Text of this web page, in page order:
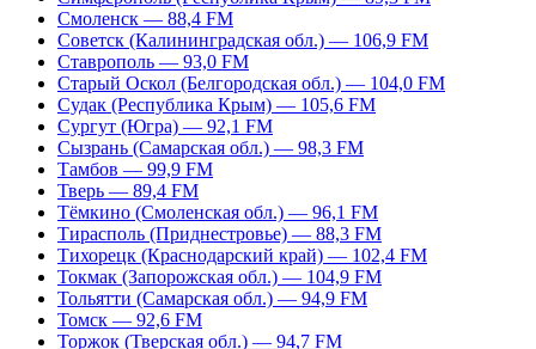
Смоленск — 88,4 FM
Советск (Калининградская обл.) — 106,9 FM
Ставрополь — 93,0 FM
Старый Оскол (Белгородская обл.) — 104,0 FM
Судак (Республика Крым) — 105,6 FM
Сургут (Югра) — 92,1 FM
Сызрань (Самарская обл.) — 98,3 FM
Тамбов — 99,9 FM
Тверь — 89,4 FM
Тёмкино (Смоленская обл.) — 96,1 FM
Тирасполь (Приднестровье) — 88,3 FM
Тихорецк (Краснодарский край) — 102,4 FM
Токмак (Запорожская обл.) — 104,9 FM
Тольятти (Самарская обл.) — 94,9 FM
Томск — 92,6 FM
Торжок (Тверская обл.) — 94,7 FM